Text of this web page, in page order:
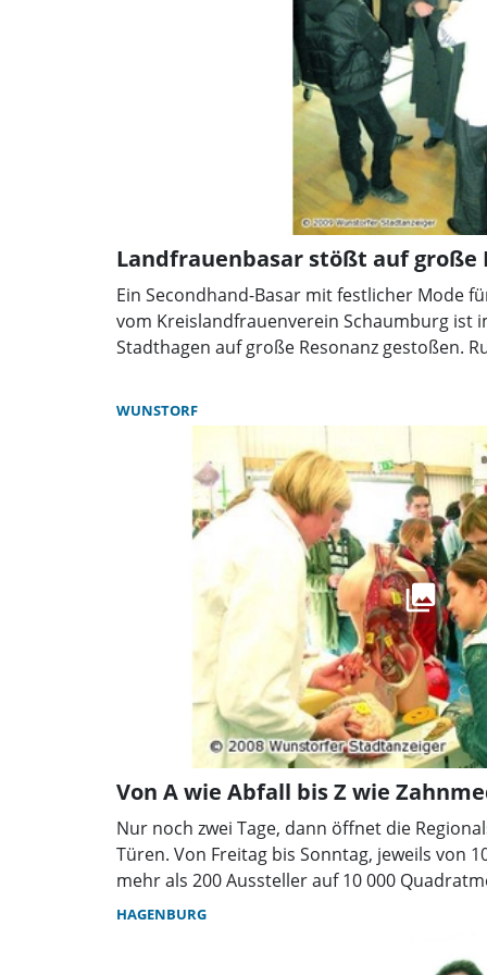
Hemd und Krawatte. Viele haben gleich die
Outfit gefunden. Die LandFrauen haben die
nach den richtigen Kleidungsstücken
dass alles gut sitzt. Die jungen Damen, die
suchten, haben einige festlichen Roben
großen Spiegeln begutachtet. So fanden
einmal getragen wurden, eine neue
Abschluss- oder Sportlerball erneut einen
Landfrauenbasar stößt auf große
Ein Secondhand-Basar mit festlicher Mode
vom Kreislandfrauenverein Schaumburg ist
Stadthagen auf große Resonanz gestoßen.
um die voll behängten Ständer mit Kleidern,
Anzügen. Wer zuerst kam, hatte die größte
den Basar, den die Landfrauen zum
erster Linie wurden günstige Konfirmations-
angeboten, aber auch festliche Abendmode
Abschlussball gehörten dazu. Ferner waren
Accessoires wie Schuhe, Taschen,
Die Nebenräume des Gemeindehauses
damit vor dem Kauf das ausgewählte
werden konnte. Foto: p
Der Landfrauenbasar machte Stöbern,
WUNSTORF
Von A wie Abfall bis Z wie
Nur noch zwei Tage, dann öffnet die
Türen. Von Freitag bis Sonntag, jeweils von
mehr als 200 Aussteller auf 10 000
und ihre Produkte. Ein vielfältiges
alle drei Jahre stattfindenden Regionalschau
HAGENBURG